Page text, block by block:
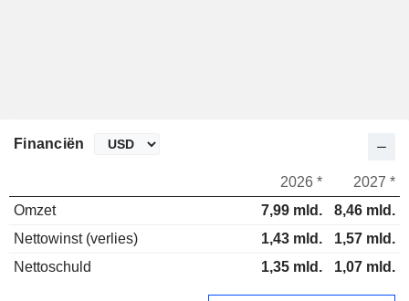
Financiën
2026 *
2027 *
Omzet
7,99 mld.
8,46 mld.
Nettowinst (verlies)
1,43 mld.
1,57 mld.
Nettoschuld
1,35 mld. 1,07 mld.